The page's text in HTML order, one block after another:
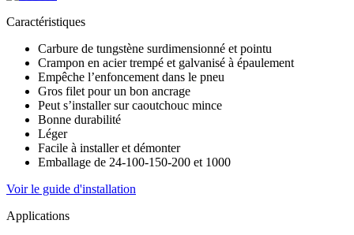
Caractéristiques
Carbure de tungstène surdimensionné et pointu
Crampon en acier trempé et galvanisé à épaulement
Empêche l’enfoncement dans le pneu
Gros filet pour un bon ancrage
Peut s’installer sur caoutchouc mince
Bonne durabilité
Léger
Facile à installer et démonter
Emballage de 24-100-150-200 et 1000
Voir le guide d'installation
Applications